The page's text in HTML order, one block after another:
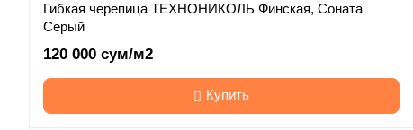
Гибкая черепица ТЕХНОНИКОЛЬ Финская, Соната
Серый
120 000 сум/м2
Купить